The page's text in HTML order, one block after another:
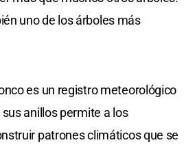
uno de los árboles más
es un registro meteorológico
anillos permite a los
patrones climáticos que se